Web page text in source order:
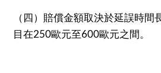
（四）賠償金額取決於延誤時間
目在250歐元至600歐元之間。